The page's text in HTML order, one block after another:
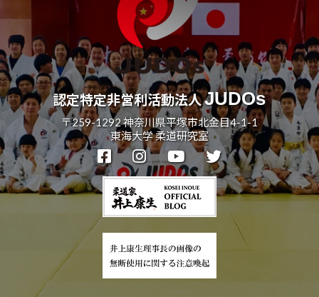
認定特定非営利活動法人JUDOs
〒259-1292 神奈川県平塚市北金目4-1-1
東海大学 柔道研究室